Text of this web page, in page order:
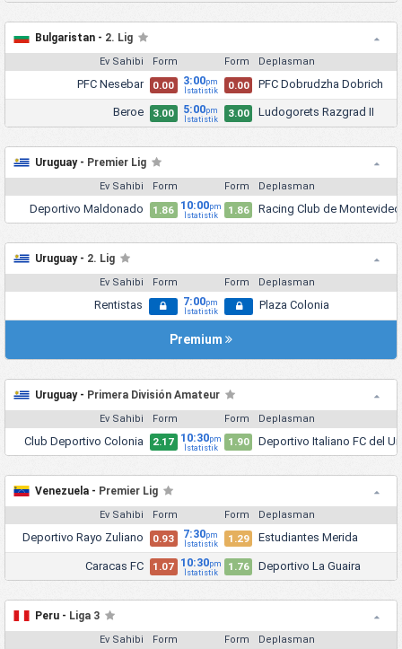
Bulgaristan - 2. Lig
Ev Sahibi Form Form Deplasman
PFC Nesebar 0.00 3:00pm
İstatistik
0.00 PFC Dobrudzha Dobrich
Beroe 3.00 5:00pm
İstatistik
3.00 Ludogorets Razgrad II
Uruguay - Premier Lig
Ev Sahibi Form Form Deplasman
Deportivo Maldonado 1.86 10:00pm
İstatistik
1.86 Racing Club de Montevideo
Uruguay - 2. Lig
Ev Sahibi Form Form Deplasman
Rentistas 7:00pm
İstatistik
Plaza Colonia
Premium
Uruguay - Primera División Amateur
Ev Sahibi Form Form Deplasman
Club Deportivo Colonia 2.17 10:30pm
İstatistik
1.90 Deportivo Italiano FC del
Venezuela - Premier Lig
Ev Sahibi Form Form Deplasman
Deportivo Rayo Zuliano 0.93 7:30pm
İstatistik
1.29 Estudiantes Merida
Caracas FC 1.07 10:30pm
İstatistik
1.76 Deportivo La Guaira
Peru - Liga 3
Ev Sahibi Form Form Deplasman